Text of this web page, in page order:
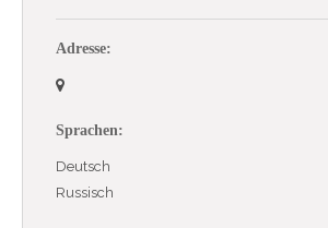
Adresse:
Sprachen:
Deutsch
Russisch